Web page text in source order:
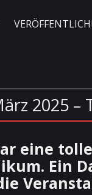
2025 –
eine
Ein